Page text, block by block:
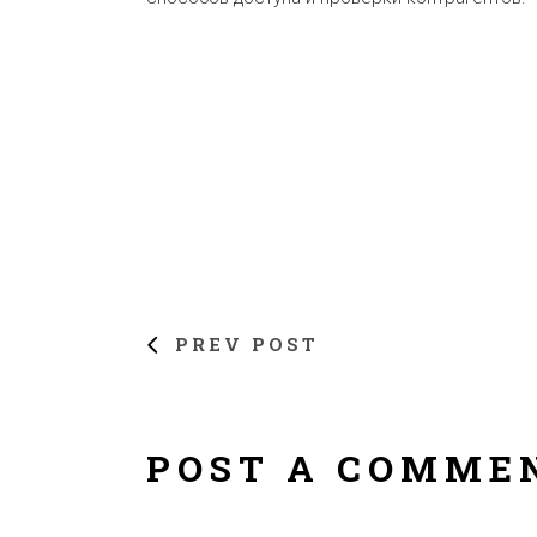
PREV POST
POST A